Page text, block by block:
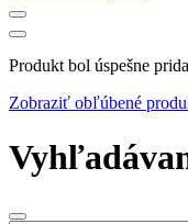
Produkt bol úspešne
Zobraziť obľúbené